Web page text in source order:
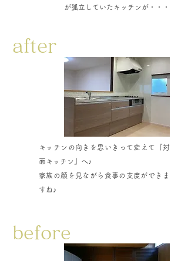
が孤立していたキッチンが・・・
after
キッチンの向きを思いきって変えて『対
面キッチン』へ♪
​家族の顔を見ながら食事の支度ができま
すね♪
before